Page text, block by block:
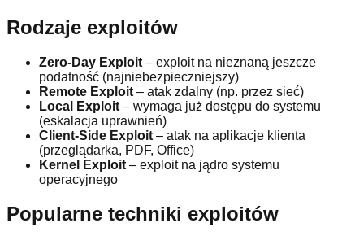
Rodzaje exploitów
Zero-Day Exploit – exploit na nieznaną jeszcze
podatność (najniebezpieczniejszy)
Remote Exploit – atak zdalny (np. przez sieć)
Local Exploit – wymaga już dostępu do systemu
(eskalacja uprawnień)
Client-Side Exploit – atak na aplikacje klienta
(przeglądarka, PDF, Office)
Kernel Exploit – exploit na jądro systemu
operacyjnego
Popularne techniki exploitów